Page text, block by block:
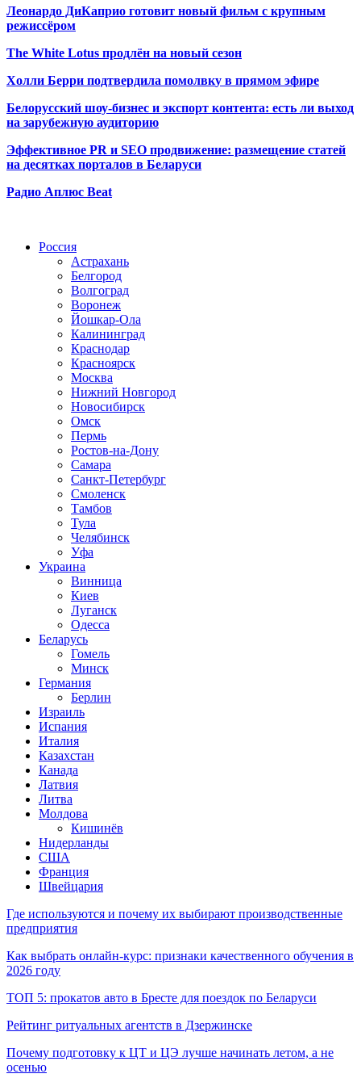
Леонардо ДиКаприо готовит новый фильм с крупным
режиссёром
The White Lotus продлён на новый сезон
Холли Берри подтвердила помолвку в прямом эфире
Белорусский шоу-бизнес и экспорт контента: есть ли выход
на зарубежную аудиторию
Эффективное PR и SEO продвижение: размещение статей
на десятках порталов в Беларуси
Радио Аплюс Beat
Россия
Астрахань
Белгород
Волгоград
Воронеж
Йошкар-Ола
Калининград
Краснодар
Красноярск
Москва
Нижний Новгород
Новосибирск
Омск
Пермь
Ростов-на-Дону
Самара
Санкт-Петербург
Смоленск
Тамбов
Тула
Челябинск
Уфа
Украина
Винница
Киев
Луганск
Одесса
Беларусь
Гомель
Минск
Германия
Берлин
Израиль
Испания
Италия
Казахстан
Канада
Латвия
Литва
Молдова
Кишинёв
Нидерланды
США
Франция
Швейцария
Где используются и почему их выбирают производственные
предприятия
Как выбрать онлайн-курс: признаки качественного обучения в
2026 году
ТОП 5: прокатов авто в Бресте для поездок по Беларуси
Рейтинг ритуальных агентств в Дзержинске
Почему подготовку к ЦТ и ЦЭ лучше начинать летом, а не
осенью